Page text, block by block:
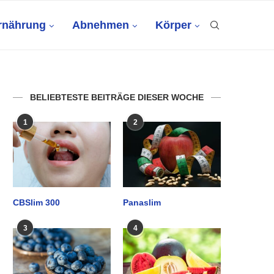
Abnehmen Körper
BELIEBTESTE BEITRÄGE DIESER WOCHE
1
CBSlim 300
2
Panaslim
3 4